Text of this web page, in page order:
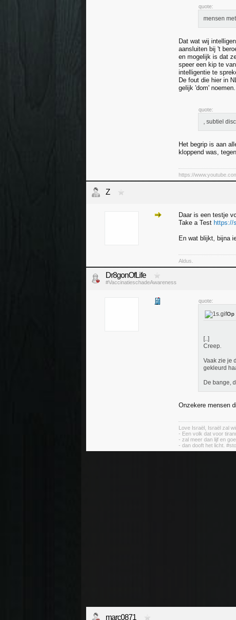
quote:
mensen
Dat wat wij
aansluiten bij 't
en mogelijk is dat
speer een kip te
intelligentie te
De fout die hier in
gelijk 'dom'
quote:
, subtiel
Het begrip is aan
kloppend was,
https://
Z
Daar is een testje
Take a Test https://
En wat blijkt, bijna
Aldus.
Dr8gonOfLife
#VaccinatieschadeAwareness
quote:
Op
[..]
Creep.
Vaak zie je
gekleurd
De bange,
Onzekere mensen
Love Israël, Israël zal
- Een volk dat voor
- zal meer dan lijf en
- dan dooft het licht.
marc0871